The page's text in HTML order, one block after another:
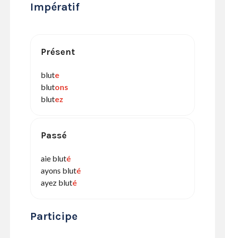
Impératif
Présent
blute
blutons
blutez
Passé
aie bluté
ayons bluté
ayez bluté
Participe